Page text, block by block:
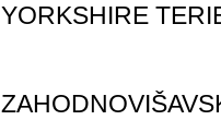
YORKSHIRE